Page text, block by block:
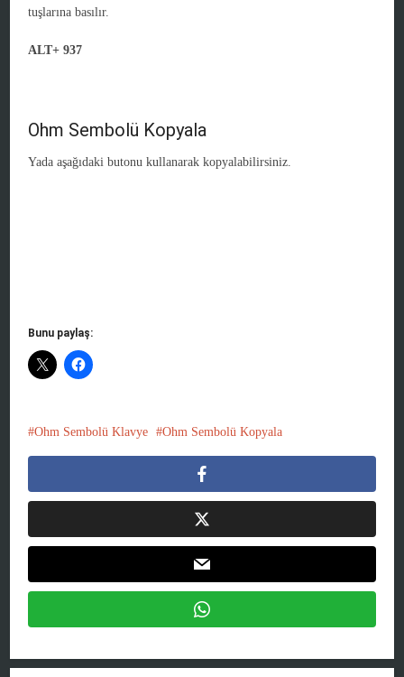
tuşlarına basılır.
ALT+ 937
Ohm Sembolü Kopyala
Yada aşağıdaki butonu kullanarak kopyalabilirsiniz.
Bunu paylaş:
Ohm Sembolü Klavye Ohm Sembolü Kopyala